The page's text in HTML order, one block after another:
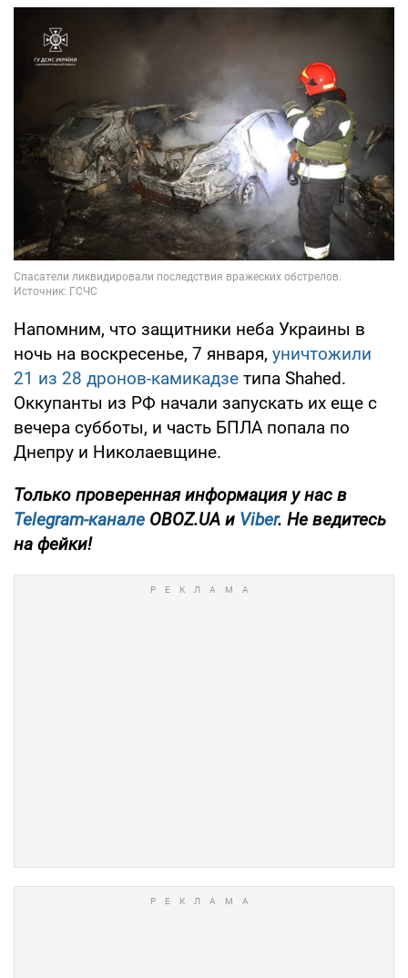
Напомним, что защитники неба Украины в
ночь на воскресенье, 7 января, уничтожили
21 из 28 дронов-камикадзе типа Shahed.
Оккупанты из РФ начали запускать их еще с
вечера субботы, и часть БПЛА попала по
Днепру и Николаевщине.
Только проверенная информация у нас в
Telegram-канале OBOZ.UA и Viber. Не ведитесь
на фейки!